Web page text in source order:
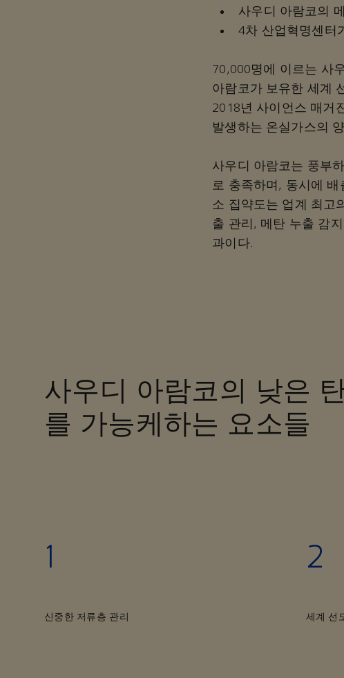
사우디 아람코의
4차 산업혁명센터
70,000명에 이르는 사
아람코가 보유한 세계
2018년 사이언스 매거
발생하는 온실가스의
사우디 아람코는 풍부
로 충족하며, 동시에
소 집약도는 업계 최고
출 관리, 메탄 누출 감
과이다.
사우디 아람코의 낮은
를 가능케하는 요소들
1
신중한 저류층 관리
2
세계 선